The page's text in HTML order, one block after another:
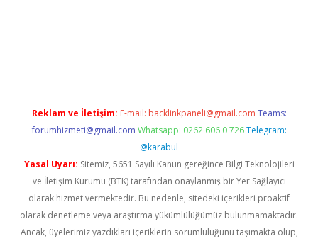
Reklam ve İletişim: E-mail: backlinkpaneli@gmail.com Teams:
forumhizmeti@gmail.com Whatsapp: 0262 606 0 726 Telegram:
@karabul
Yasal Uyarı: Sitemiz, 5651 Sayılı Kanun gereğince Bilgi Teknolojileri
ve İletişim Kurumu (BTK) tarafından onaylanmış bir Yer Sağlayıcı
olarak hizmet vermektedir. Bu nedenle, sitedeki içerikleri proaktif
olarak denetleme veya araştırma yükümlülüğümüz bulunmamaktadır.
Ancak, üyelerimiz yazdıkları içeriklerin sorumluluğunu taşımakta olup,